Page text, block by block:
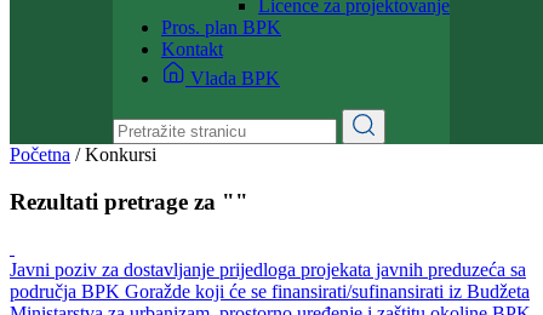
Licence
Licence za projektovanje
Pros. plan BPK
Kontakt
Vlada BPK
Konkursi
Rezultati pretrage za ""